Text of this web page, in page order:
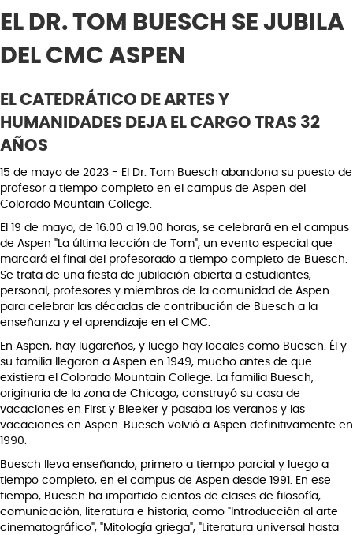
EL DR. TOM BUESCH SE JUBILA
DEL CMC ASPEN
EL CATEDRÁTICO DE ARTES Y
HUMANIDADES DEJA EL CARGO TRAS 32
AÑOS
15 de mayo de 2023 - El Dr. Tom Buesch abandona su puesto de
profesor a tiempo completo en el campus de Aspen del
Colorado Mountain College.
El 19 de mayo, de 16.00 a 19.00 horas, se celebrará en el campus
de Aspen "La última lección de Tom", un evento especial que
marcará el final del profesorado a tiempo completo de Buesch.
Se trata de una fiesta de jubilación abierta a estudiantes,
personal, profesores y miembros de la comunidad de Aspen
para celebrar las décadas de contribución de Buesch a la
enseñanza y el aprendizaje en el CMC.
En Aspen, hay lugareños, y luego hay locales como Buesch. Él y
su familia llegaron a Aspen en 1949, mucho antes de que
existiera el Colorado Mountain College. La familia Buesch,
originaria de la zona de Chicago, construyó su casa de
vacaciones en First y Bleeker y pasaba los veranos y las
vacaciones en Aspen. Buesch volvió a Aspen definitivamente en
1990.
Buesch lleva enseñando, primero a tiempo parcial y luego a
tiempo completo, en el campus de Aspen desde 1991. En ese
tiempo, Buesch ha impartido cientos de clases de filosofía,
comunicación, literatura e historia, como "Introducción al arte
cinematográfico", "Mitología griega", "Literatura universal hasta